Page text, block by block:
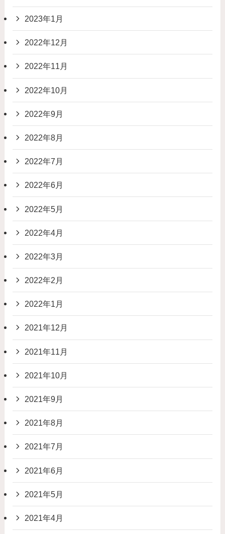
2023年1月
2022年12月
2022年11月
2022年10月
2022年9月
2022年8月
2022年7月
2022年6月
2022年5月
2022年4月
2022年3月
2022年2月
2022年1月
2021年12月
2021年11月
2021年10月
2021年9月
2021年8月
2021年7月
2021年6月
2021年5月
2021年4月